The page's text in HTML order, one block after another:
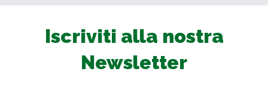
Iscriviti alla nostra
Newsletter